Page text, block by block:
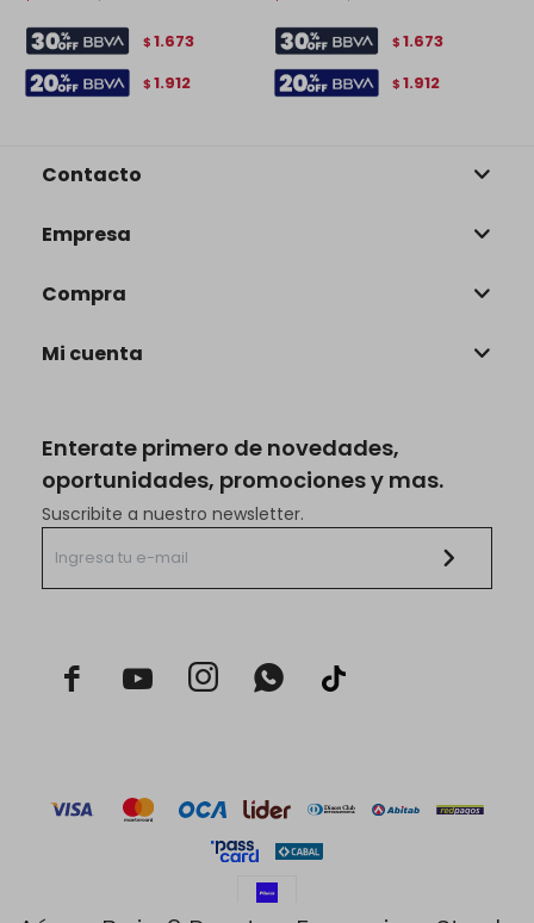
$ 1.673
$ 1.912
$ 1.673
$ 1.912
Enterate primero de novedades,
oportunidades, promociones y mas.
Suscribite a nuestro newsletter.
  
Contacto
Empresa
Compra
Mi cuenta